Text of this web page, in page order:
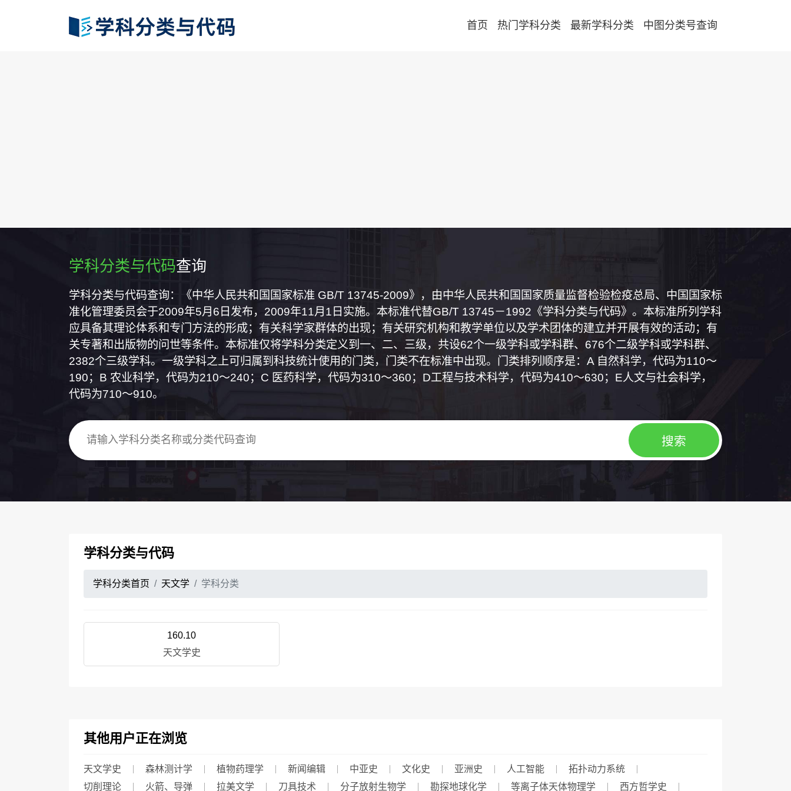
首页 热门学科分类 最新学科分类 中图分类号查询
学科分类与代码查询
学科分类与代码查询：《中华人民共和国国家标准 GB/T 13745-2009》，由中华人民共和国国家质量监督检验检疫总局、中国国家标
准化管理委员会于2009年5月6日发布，2009年11月1日实施。本标准代替GB/T 13745－1992《学科分类与代码》。本标准所列学科
应具备其理论体系和专门方法的形成；有关科学家群体的出现；有关研究机构和教学单位以及学术团体的建立并开展有效的活动；有
关专著和出版物的问世等条件。本标准仅将学科分类定义到一、二、三级，共设62个一级学科或学科群、676个二级学科或学科群、
2382个三级学科。一级学科之上可归属到科技统计使用的门类，门类不在标准中出现。门类排列顺序是：A 自然科学，代码为110～
190；B 农业科学，代码为210～240；C 医药科学，代码为310～360；D工程与技术科学，代码为410～630；E人文与社会科学，
代码为710～910。
学科分类与代码
学科分类首页 天文学 学科分类
160.10
天文学史
其他用户正在浏览
天文学史 森林测计学 植物药理学 新闻编辑 中亚史 文化史 亚洲史 人工智能
拓扑动力系统
切削理论
火箭、导弹 拉美文学 刀具技术 分子放射生物学 勘探地球化学 等离子体天体物理学 西方哲学史